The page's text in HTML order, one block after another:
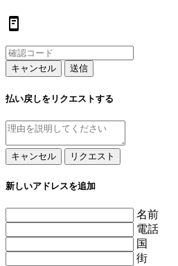
キャンセル 送信
払い戻しをリクエストする
キャンセル リクエスト
新しいアドレスを追加
名前
電話
国
街